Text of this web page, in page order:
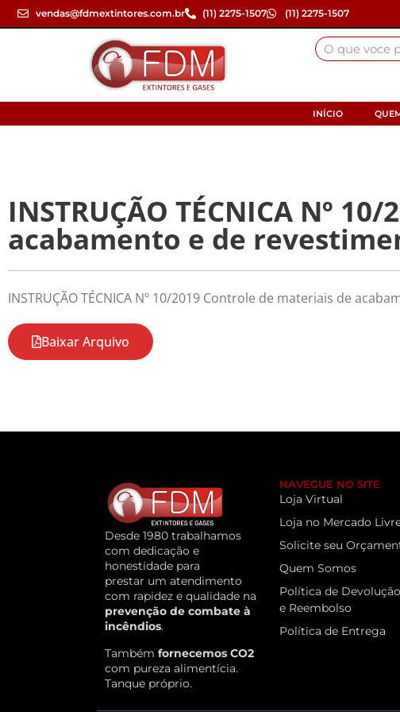
vendas@fdmextintores.com.br (11) 2275-1507 (11) 2275-1507
INÍCIO
INSTRUÇÃO TÉCNICA Nº
acabamento e de
INSTRUÇÃO TÉCNICA Nº 10/2019 Controle de materiais de
Baixar Arquivo
Desde 1980 trabalhamos
com dedicação e
honestidade para
prestar um atendimento
com rapidez e qualidade na
prevenção de combate à
incêndios.
Também fornecemos CO2
com pureza alimentícia.
Tanque próprio.
NAVEGUE NO SITE
Loja Virtual
Loja no Mercado
Solicite seu
Quem Somos
Política de
e Reembolso
Política de Entrega